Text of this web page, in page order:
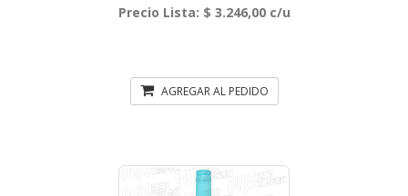
Precio Lista: $ 3.246,00 c/u
AGREGAR AL PEDIDO